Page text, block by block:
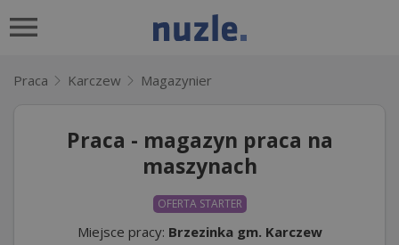
Praca Karczew Magazynier
Praca - magazyn praca na
maszynach
OFERTA STARTER
Miejsce pracy: Brzezinka gm. Karczew